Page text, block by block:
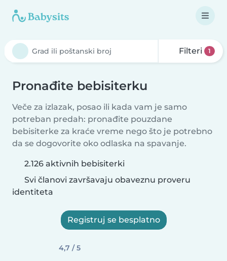
Filteri 1
Pronađite bebisiterku
Veče za izlazak, posao ili kada vam je samo
potreban predah: pronađite pouzdane
bebisiterke za kraće vreme nego što je potrebno
da se dogovorite oko odlaska na spavanje.
2.126 aktivnih bebisiterki
Svi članovi završavaju obaveznu proveru
identiteta
Registruj se besplatno
4,7 / 5